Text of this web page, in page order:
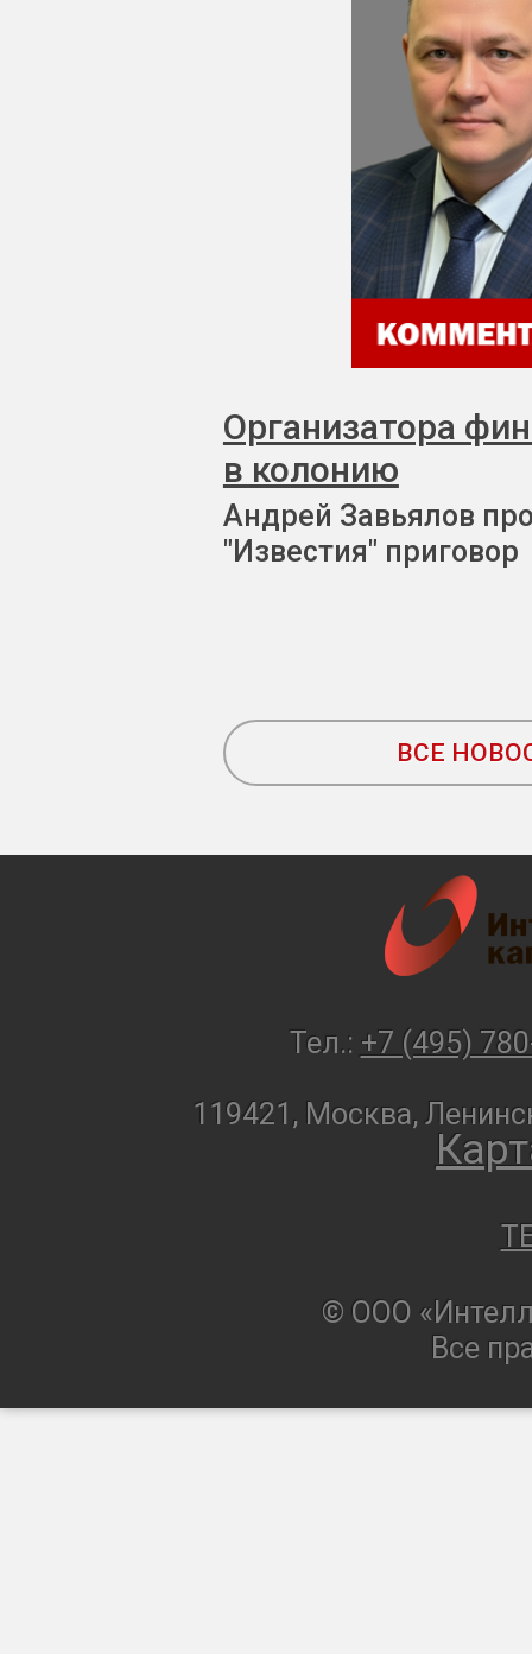
Организатора
в колонию
Андрей Завьялов
"Известия" приговор
ВСЕ
Тел.: +7 (495)
119421, Москва,
© ООО
Все